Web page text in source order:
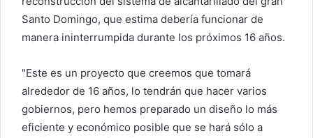
c
Santo Domingo, que estima debería funcionar de
manera ininterrumpida durante los próximos 16 años.
"Este es un proyecto que creemos que tomará
alrededor de 16 años, lo tendrán que hacer varios
gobiernos, pero hemos preparado un diseño lo más
eficiente y económico posible que se hará sólo a